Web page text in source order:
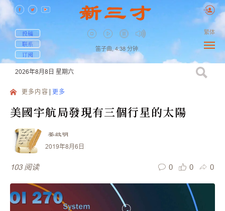
投稿
联系
订阅
笛子曲, 4:38 分钟
繁体
2026年8月8日 星期六
更多内容 更多
美國宇航局發現有三個行星的太陽
姜啟明
2019年8月6日
103 阅读 0 0 0